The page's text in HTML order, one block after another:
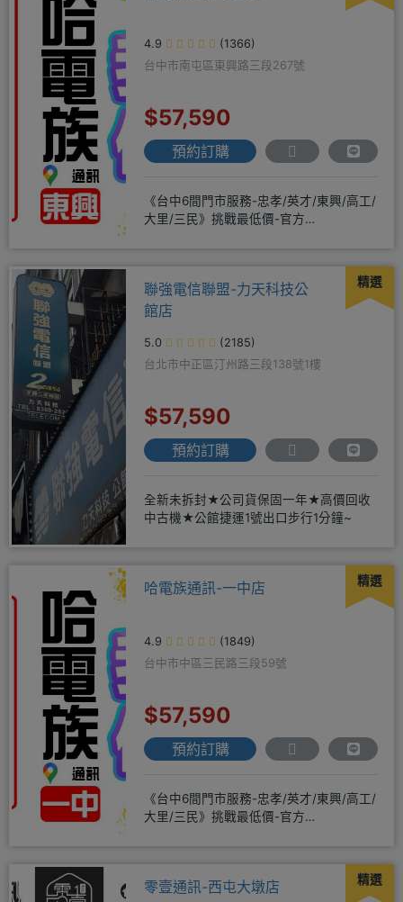
4.9
(1366)
台中市南屯區東興路三段267號
$57,590
預約訂購
《台中6間門市服務-忠孝/英才/東興/高工/
大里/三民》挑戰最低價-官方
精選
聯強電信聯盟-力天科技公
館店
5.0
(2185)
台北市中正區汀州路三段138號1樓
$57,590
預約訂購
全新未拆封★公司貨保固一年★高價回收
中古機★公館捷運1號出口步行1分鐘~
精選
哈電族通訊-一中店
4.9
(1849)
台中市中區三民路三段59號
$57,590
預約訂購
《台中6間門市服務-忠孝/英才/東興/高工/
大里/三民》挑戰最低價-官方
精選
零壹通訊-西屯大墩店